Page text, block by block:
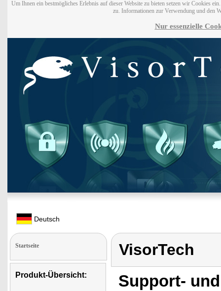
Um Ihnen ein bestmögliches Erlebnis auf dieser Website zu bieten setzen wir Cookies
zu. Informationen zur Verwendung und den
Nur essenzielle
Deutsch
Startseite
Produkt-Übersicht:
VisorTech
Support-